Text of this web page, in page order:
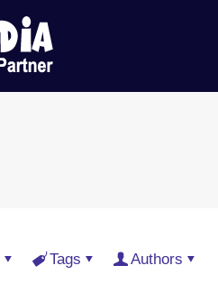
Tags Authors